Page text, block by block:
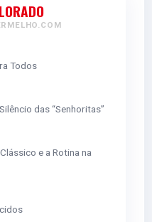
Todos
das “Senhoritas”
e a Rotina na